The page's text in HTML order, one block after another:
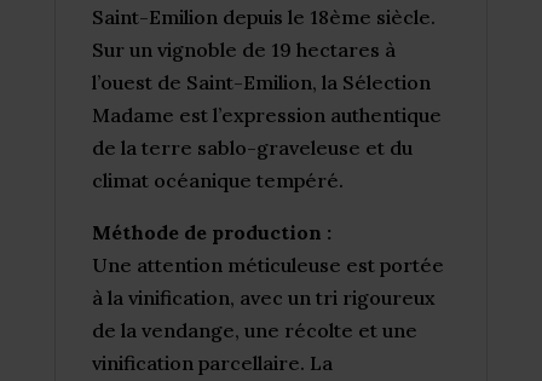
Saint-Emilion depuis le 18ème siècle.
Sur un vignoble de 19 hectares à
l’ouest de Saint-Emilion, la Sélection
Madame est l’expression authentique
de la terre sablo-graveleuse et du
climat océanique tempéré.
Méthode de production :
Une attention méticuleuse est portée
à la vinification, avec un tri rigoureux
de la vendange, une récolte et une
vinification parcellaire. La